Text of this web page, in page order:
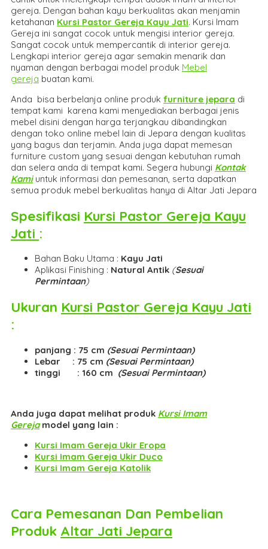
gereja. Dengan bahan kayu berkualitas akan menjamin
ketahanan Kursi Pastor Gereja Kayu Jati. Kursi Imam
Gereja ini sangat cocok untuk mengisi interior gereja.
Sangat cocok untuk mempercantik di interior gereja.
Lengkapi interior gereja agar semakin menarik dan
nyaman dengan berbagai model produk Mebel
gereja buatan kami.
Anda bisa berbelanja online produk furniture jepara di
tempat kami karena kami menyediakan berbagai jenis
mebel disini dengan harga terjangkau dibandingkan
dengan toko online mebel lain di Jepara dengan kualitas
yang bagus dan terjamin. Anda juga dapat memesan
furniture custom yang sesuai dengan kebutuhan rumah
dan selera anda di tempat kami. Segera hubungi Kontak
Kamiuntuk informasi dan pemesanan, serta dapatkan
semua produk mebel berkualitas hanya di Altar Jati Jepara
Spesifikasi Kursi Pastor Gereja Kayu
Jati :
Bahan Baku Utama : Kayu Jati
Aplikasi Finishing : Natural Antik (Sesuai
Permintaan)
Ukuran Kursi Pastor Gereja Kayu Jati
:
panjang : 75 cm (Sesuai Permintaan)
Lebar : 75 cm (Sesuai Permintaan)
tinggi : 160 cm (Sesuai Permintaan)
Anda juga dapat melihat produk Kursi Imam
Gerejamodel yang lain :
Kursi Imam Gereja Ukir Eropa
Kursi Imam Gereja Ukir Duco
Kursi Imam Gereja Katolik
Cara Pemesanan Dan Pembelian
Produk Altar Jati Jepara